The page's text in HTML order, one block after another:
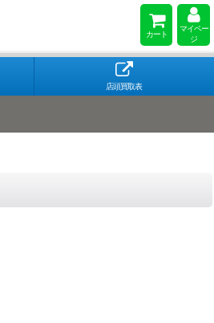
カート
マイペー
ジ
店頭買取表